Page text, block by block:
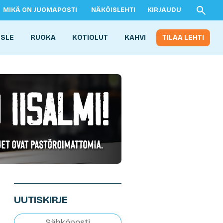
MIKÄ ON JUOMAPOSTI NÄKÖISLEHTI KIRJAUDU
RUOKA KOTIOLUT KAHVI TILAA LEHTI
UUTISKIRJE